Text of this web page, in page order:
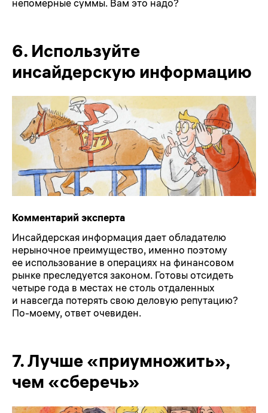
непомерные суммы. Вам это надо?
6. Используйте
инсайдерскую информацию
Комментарий эксперта
Инсайдерская информация дает обладателю
нерыночное преимущество, именно поэтому
ее использование в операциях на финансовом
рынке преследуется законом. Готовы отсидеть
четыре года в местах не столь отдаленных
и навсегда потерять свою деловую репутацию?
По-моему, ответ очевиден.
7.Лучше «приумножить»,
чем «сберечь»